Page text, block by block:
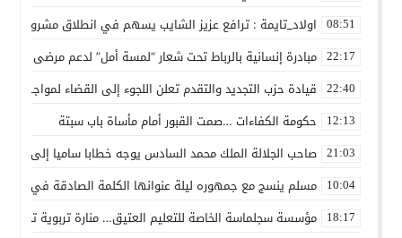
08:51 اولاد_تايمة : ترافع عزيز الشايب يسهم في انطلاق مشروع
22:17 مبادرة إنسانية بالرباط تحت شعار “لمسة أمل” لدعم مرضى
22:40 قيادة حزب التجديد والتقدم تعلن اللجوء إلى القضاء لمواجهة
12:13 حكومة الكفاءات …صمت القبور أمام مأساة باب سبتة
21:03 صاحب الجلالة الملك محمد السادس يوجه خطابا ساميا إلى
10:04 مسلم ينسج مع جمهوره ليلة عنوانها الكلمة الصادقة في
18:17 مؤسسة سجلماسة الخاصة للتعليم العتيق… منارة تربوية تجمع